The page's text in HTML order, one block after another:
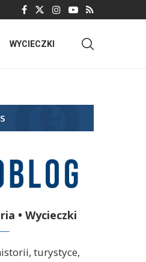
WYCIECZKI
• Wycieczki
turystyce,